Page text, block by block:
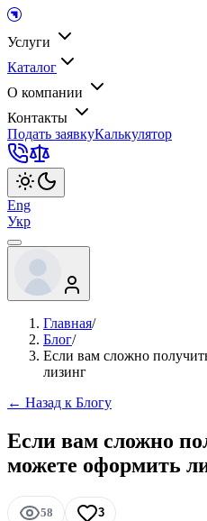
Услуги
Каталог
О компании
Контакты
Подать заявкуКалькулятор
Eng
Укр
Главная/
Блог/
Если вам сложно
лизинг
← Назад к Блогу
Если вам сложно
можете оформить
58 3